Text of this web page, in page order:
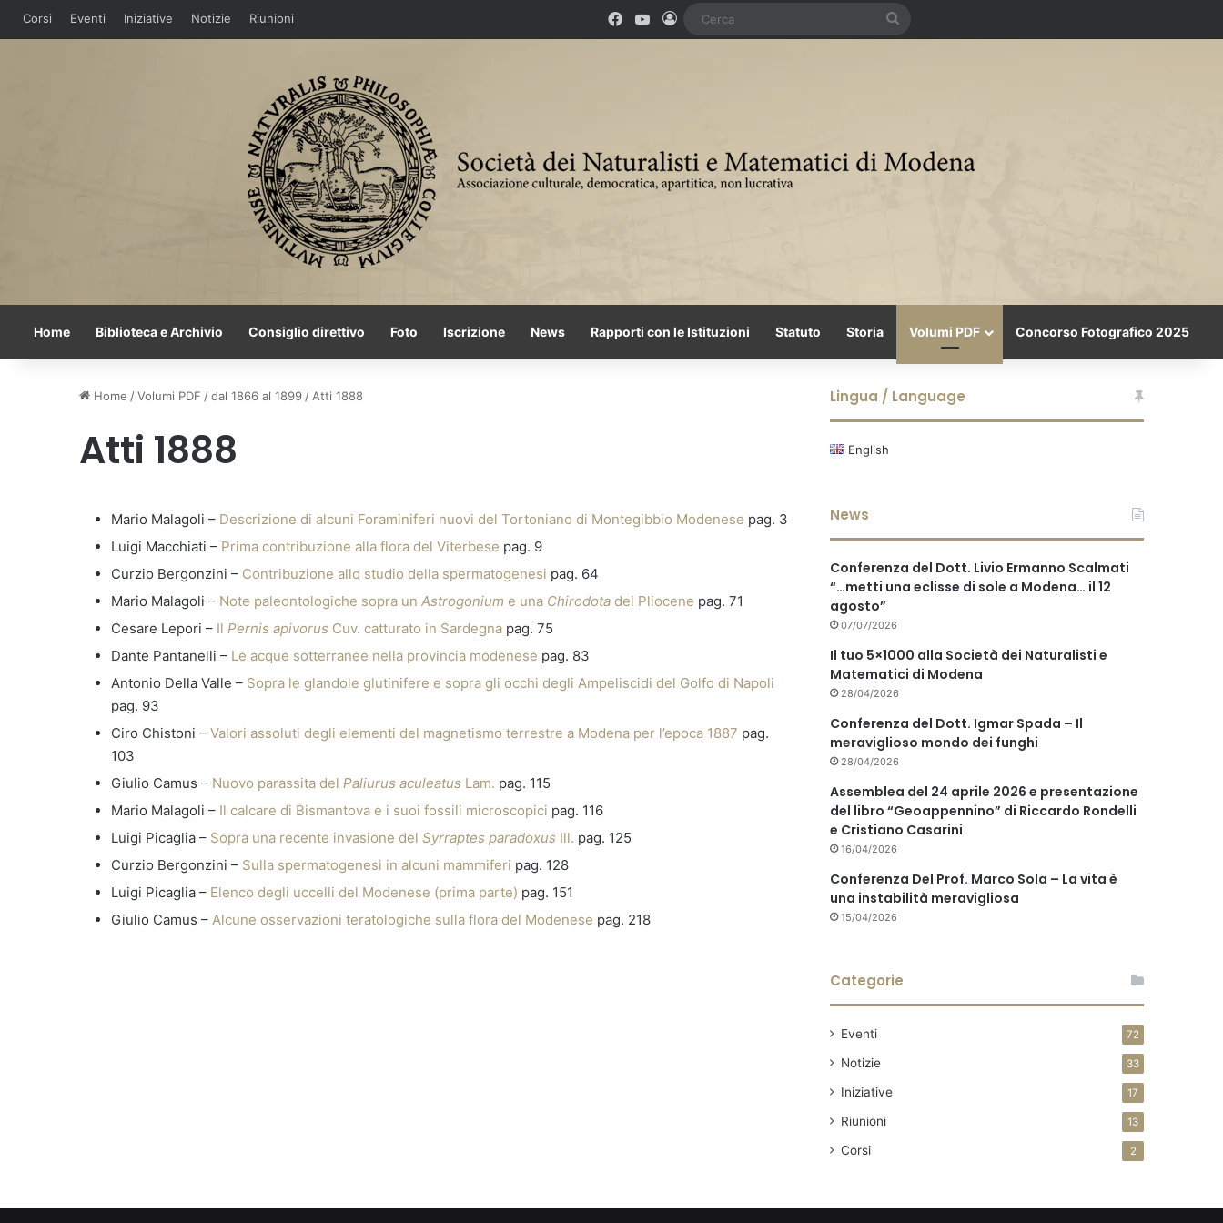
Corsi Eventi Iniziative Notizie Riunioni FacebookYou Tube
Accedi
Home Biblioteca e Archivio Consiglio direttivo Foto Iscrizione News Rapporti con le Istituzioni Statuto Storia Volumi PDF Concorso Fotografico 2025
Home /Volumi PDF /dal 1866 al 1899 / Atti 1888
Atti 1888
Mario Malagoli – Descrizione di alcuni Foraminiferi nuovi del Tortoniano di Montegibbio Modenese pag. 3
Luigi Macchiati – Prima contribuzione alla flora del Viterbese pag. 9
Curzio Bergonzini – Contribuzione allo studio della spermatogenesi pag. 64
Mario Malagoli – Note paleontologiche sopra un Astrogonium e una Chirodota del Pliocene pag. 71
Cesare Lepori – Il Pernis apivorus Cuv. catturato in Sardegna pag. 75
Dante Pantanelli – Le acque sotterranee nella provincia modenese pag. 83
Antonio Della Valle – Sopra le glandole glutinifere e sopra gli occhi degli Ampeliscidi del Golfo di Napoli
pag. 93
Ciro Chistoni – Valori assoluti degli elementi del magnetismo terrestre a Modena per l’epoca 1887 pag.
103
Giulio Camus – Nuovo parassita del Paliurus aculeatus Lam. pag. 115
Mario Malagoli – Il calcare di Bismantova e i suoi fossili microscopici pag. 116
Luigi Picaglia – Sopra una recente invasione del Syrraptes paradoxus Ill. pag. 125
Curzio Bergonzini – Sulla spermatogenesi in alcuni mammiferi pag. 128
Luigi Picaglia – Elenco degli uccelli del Modenese (prima parte) pag. 151
Giulio Camus – Alcune osservazioni teratologiche sulla flora del Modenese pag. 218
Lingua / Language
English
News
Conferenza del Dott. Livio Ermanno Scalmati
“…metti una eclisse di sole a Modena… il 12
agosto”
07/07/2026
Il tuo 5×1000 alla Società dei Naturalisti e
Matematici di Modena
28/04/2026
Conferenza del Dott. Igmar Spada – Il
meraviglioso mondo dei funghi
28/04/2026
Assemblea del 24 aprile 2026 e presentazione
del libro “Geoappennino” di Riccardo Rondelli
e Cristiano Casarini
16/04/2026
Conferenza Del Prof. Marco Sola – La vita è
una instabilità meravigliosa
15/04/2026
Categorie
Eventi 72
Notizie 33
Iniziative 17
Riunioni 13
Corsi 2